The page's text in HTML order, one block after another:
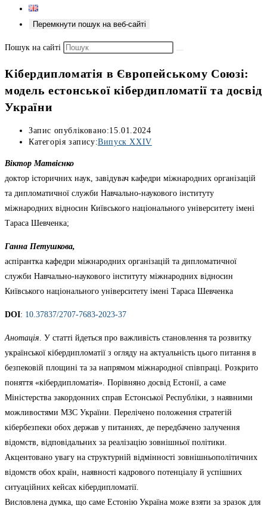
Перемкнути пошук на веб-сайті
Пошук на сайті
Кібердипломатія в Європейському Союзі:
модель естонської кібердипломатії та досвід
України
Запис опубліковано:15.01.2024
Категорія запису:Випуск XXIV
Віктор Матвієнко
доктор історичних наук, завідувач кафедри міжнародних організацій
та дипломатичної служби Навчально-наукового інституту
міжнародних відносин Київського національного університету імені
Тараса Шевченка;
Ганна Петушкова,
аспірантка кафедри міжнародних організацій та дипломатичної
служби Навчально-наукового інституту міжнародних відносин
Київського національного університету імені Тараса Шевченка
DOI: 10.37837/2707-7683-2023-37
Анотація. У статті йдеться про важливість становлення та розвитку
української кібердипломатії з огляду на актуальність цього питання в
безпековій площині та за напрямом міжнародної співпраці. Розкрито
поняття «кібердипломатія». Порівняно досвід Естонії, а саме
Міністерства закордонних справ Естонської Республіки, з наявними
можливостями МЗС України. Перелічено положення стратегій
кібербезпеки обох держав у питаннях, де передбачено залучення
відомств, відповідальних за реалізацію зовнішньої політики.
Акцентовано увагу на структурній відмінності зовнішньополітичних
відомств обох країн, наявності кадрового потенціалу й успішних
ситуаційних кейсах кібердипломатії.
Висловлена думка, що саме Естонію Україна може взяти за зразок для